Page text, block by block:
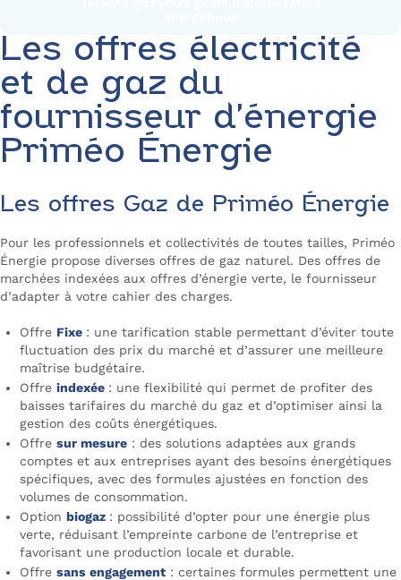
Les offres électricité
et de gaz du
fournisseur d’énergie
Priméo Énergie
Les offres Gaz de Priméo Énergie
Pour les professionnels et collectivités de toutes tailles, Priméo
Énergie propose diverses offres de gaz naturel. Des offres de
marchées indexées aux offres d’énergie verte, le fournisseur
d’adapter à votre cahier des charges.
Offre Fixe : une tarification stable permettant d’éviter toute
fluctuation des prix du marché et d’assurer une meilleure
maîtrise budgétaire.
Offre indexée : une flexibilité qui permet de profiter des
baisses tarifaires du marché du gaz et d’optimiser ainsi la
gestion des coûts énergétiques.
Offre sur mesure : des solutions adaptées aux grands
comptes et aux entreprises ayant des besoins énergétiques
spécifiques, avec des formules ajustées en fonction des
volumes de consommation.
Option biogaz : possibilité d’opter pour une énergie plus
verte, réduisant l’empreinte carbone de l’entreprise et
favorisant une production locale et durable.
Offre sans engagement : certaines formules permettent une